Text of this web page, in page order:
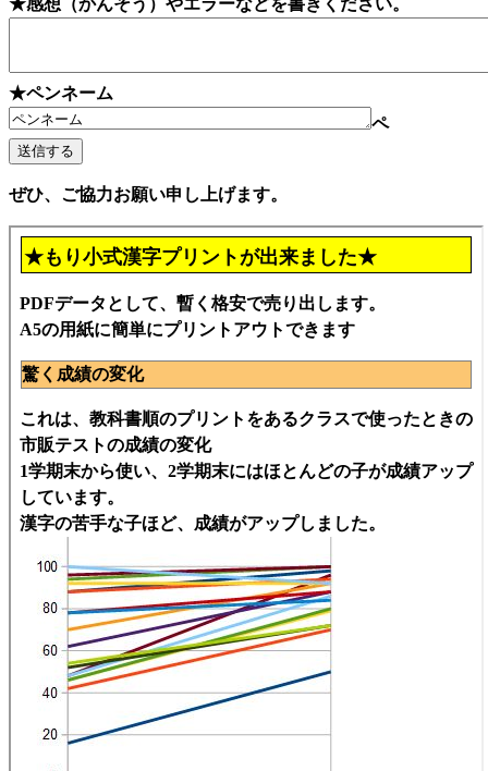
★感想（かんそう）やエラーなどを書きください。
★ペンネーム
ペ
ぜひ、ご協力お願い申し上げます。